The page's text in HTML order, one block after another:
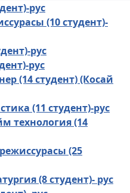
рус
(10 студент)-
рус
рус
(14 студент) (Косай
(11 студент)-рус
технология (14
(25
(8 студент)- рус